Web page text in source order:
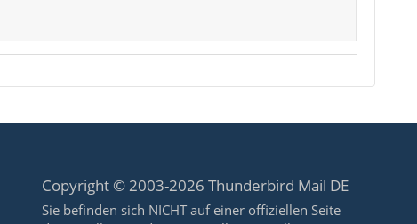
Copyright © 2003-2026 Thunderbird Mail DE
Sie befinden sich NICHT auf einer offiziellen Seite